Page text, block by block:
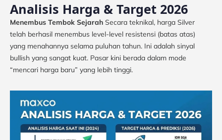
Analisis Harga & Target 2026
Menembus Tembok Sejarah Secara teknikal, harga Silver
telah berhasil menembus level-level resistensi (batas atas)
yang menahannya selama puluhan tahun. Ini adalah sinyal
bullish yang sangat kuat. Pasar kini berada dalam mode
“mencari harga baru” yang lebih tinggi.